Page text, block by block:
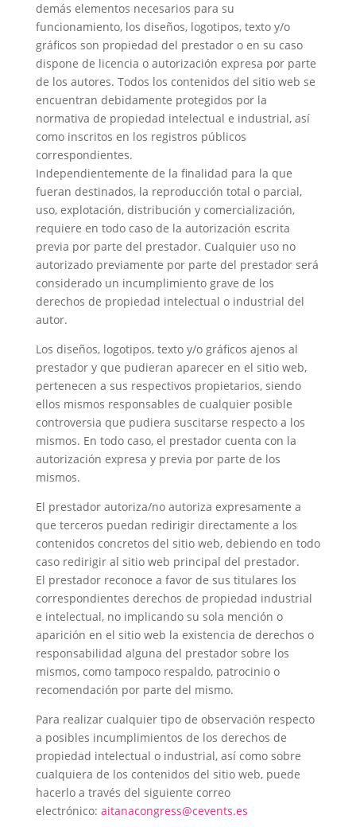
demás elementos necesarios para su
funcionamiento, los diseños, logotipos, texto y/o
gráficos son propiedad del prestador o en su caso
dispone de licencia o autorización expresa por parte
de los autores. Todos los contenidos del sitio web se
encuentran debidamente protegidos por la
normativa de propiedad intelectual e industrial, así
como inscritos en los registros públicos
correspondientes.
Independientemente de la finalidad para la que
fueran destinados, la reproducción total o parcial,
uso, explotación, distribución y comercialización,
requiere en todo caso de la autorización escrita
previa por parte del prestador. Cualquier uso no
autorizado previamente por parte del prestador será
considerado un incumplimiento grave de los
derechos de propiedad intelectual o industrial del
autor.
Los diseños, logotipos, texto y/o gráficos ajenos al
prestador y que pudieran aparecer en el sitio web,
pertenecen a sus respectivos propietarios, siendo
ellos mismos responsables de cualquier posible
controversia que pudiera suscitarse respecto a los
mismos. En todo caso, el prestador cuenta con la
autorización expresa y previa por parte de los
mismos.
El prestador autoriza/no autoriza expresamente a
que terceros puedan redirigir directamente a los
contenidos concretos del sitio web, debiendo en todo
caso redirigir al sitio web principal del prestador.
El prestador reconoce a favor de sus titulares los
correspondientes derechos de propiedad industrial
e intelectual, no implicando su sola mención o
aparición en el sitio web la existencia de derechos o
responsabilidad alguna del prestador sobre los
mismos, como tampoco respaldo, patrocinio o
recomendación por parte del mismo.
Para realizar cualquier tipo de observación respecto
a posibles incumplimientos de los derechos de
propiedad intelectual o industrial, así como sobre
cualquiera de los contenidos del sitio web, puede
hacerlo a través del siguiente correo
electrónico: aitanacongress@cevents.es